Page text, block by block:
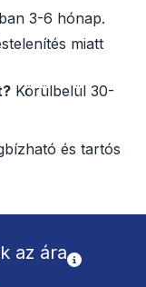
3-6 hónap.
miatt
Körülbelül 30-
és tartós
az ára